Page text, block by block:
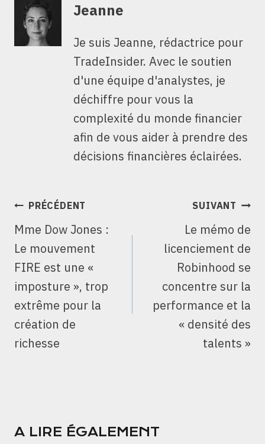
Jeanne
Je suis Jeanne, rédactrice pour
TradeInsider. Avec le soutien
d'une équipe d'analystes, je
déchiffre pour vous la
complexité du monde financier
afin de vous aider à prendre des
décisions financières éclairées.
NAVIGATION
L’ARTICLE
PRÉCÉDENT
Mme Dow Jones :
Le mouvement
FIRE est une «
imposture », trop
extrême pour la
création de
richesse
SUIVANT
Le mémo de
licenciement de
Robinhood se
concentre sur la
performance et la
« densité des
talents »
A LIRE ÉGALEMENT